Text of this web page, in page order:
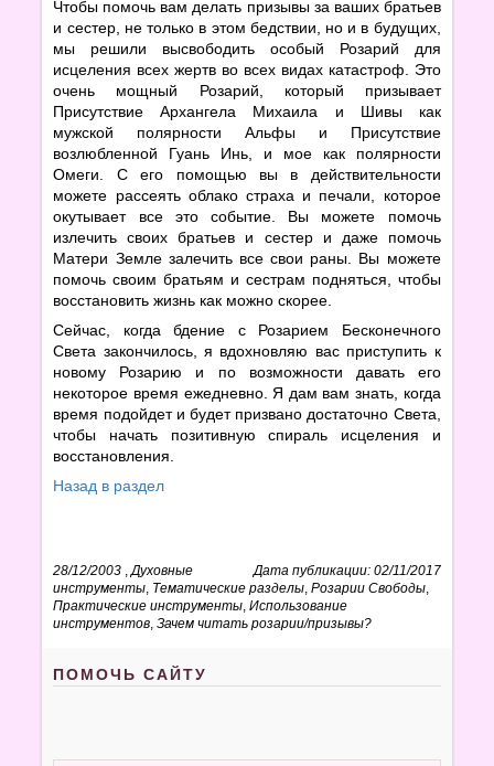
Чтобы помочь вам делать призывы за ваших братьев
и сестер, не только в этом бедствии, но и в будущих,
мы решили высвободить особый Розарий для
исцеления всех жертв во всех видах катастроф. Это
очень мощный Розарий, который призывает
Присутствие Архангела Михаила и Шивы как
мужской полярности Альфы и Присутствие
возлюбленной Гуань Инь, и мое как полярности
Омеги. С его помощью вы в действительности
можете рассеять облако страха и печали, которое
окутывает все это событие. Вы можете помочь
излечить своих братьев и сестер и даже помочь
Матери Земле залечить все свои раны. Вы можете
помочь своим братьям и сестрам подняться, чтобы
восстановить жизнь как можно скорее.
Сейчас, когда бдение с Розарием Бесконечного
Света закончилось, я вдохновляю вас приступить к
новому Розарию и по возможности давать его
некоторое время ежедневно. Я дам вам знать, когда
время подойдет и будет призвано достаточно Света,
чтобы начать позитивную спираль исцеления и
восстановления.
Назад в раздел
28/12/2003 Дата публикации: 02/11/2017
,Духовные
инструменты Тематические разделы ,Розарии Свободы
Практические инструменты ,Использование
инструментов ,Зачем читать розарии/призывы?
ПОМОЧЬ САЙТУ